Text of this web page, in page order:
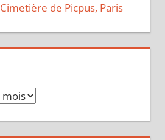
Cimetière de Picpus, Paris